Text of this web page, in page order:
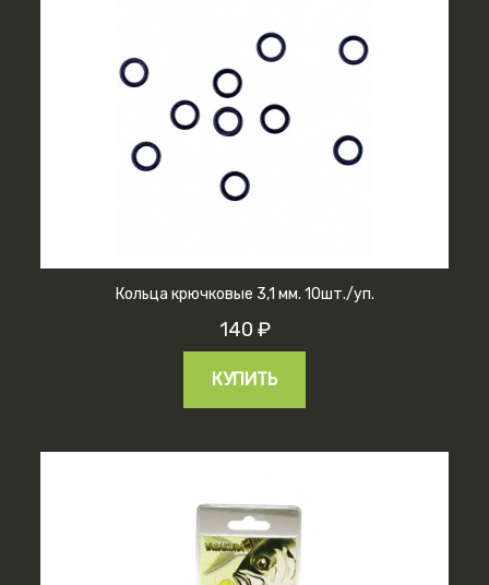
Кольца крючковые 3,1 мм. 10шт./уп.
140 ₽
КУПИТЬ